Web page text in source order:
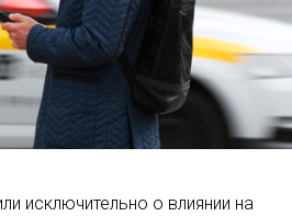
исключительно о влиянии на